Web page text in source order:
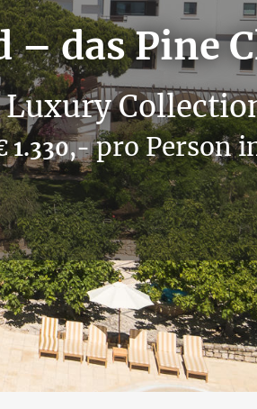
– das Pine
Luxury
1.330,-pro Person